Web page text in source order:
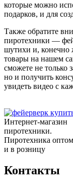
которые можно
подарков, и для
Также обратите
пиротехники —
шутихи и, конечно
товары на нашем
сможете не только
но и получить
увидеть видео с
Интернет-магазин
пиротехники.
Пиротехника оптом
и в розницу
Контакты